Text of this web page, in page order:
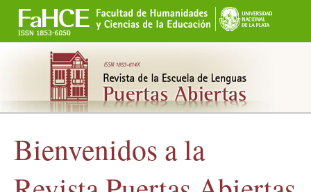
navegación
Bienvenidos a la